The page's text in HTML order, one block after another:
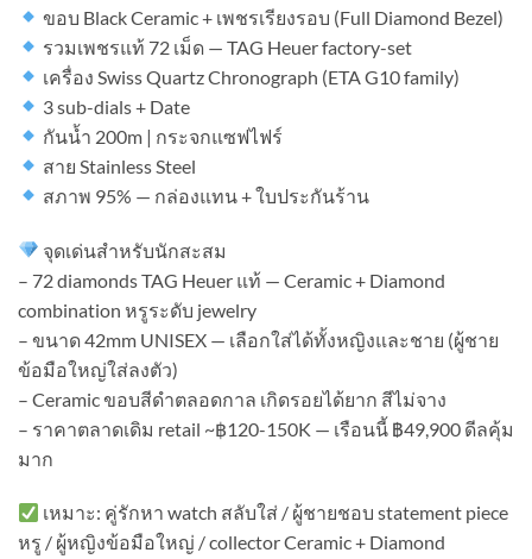
ขอบ Black Ceramic + เพชรเรียงรอบ (Full Diamond Bezel)
รวมเพชรแท้ 72 เม็ด — TAG Heuer factory-set
เครื่อง Swiss Quartz Chronograph (ETA G10 family)
3 sub-dials + Date
กันน้ำ 200m | กระจกแซฟไฟร์
สาย Stainless Steel
สภาพ 95% — กล่องแทน + ใบประกันร้าน
จุดเด่นสำหรับนักสะสม
– 72 diamonds TAG Heuer แท้ — Ceramic + Diamond
combination หรูระดับ jewelry
– ขนาด 42mm UNISEX — เลือกใส่ได้ทั้งหญิงและชาย (ผู้ชาย
ข้อมือใหญ่ใส่ลงตัว)
– Ceramic ขอบสีดำตลอดกาล เกิดรอยได้ยาก สีไม่จาง
– ราคาตลาดเดิม retail ~฿120-150K — เรือนนี้ ฿49,900 ดีลคุ้ม
มาก
เหมาะ: คู่รักหา watch สลับใส่ / ผู้ชายชอบ statement piece
หรู / ผู้หญิงข้อมือใหญ่ / collector Ceramic + Diamond